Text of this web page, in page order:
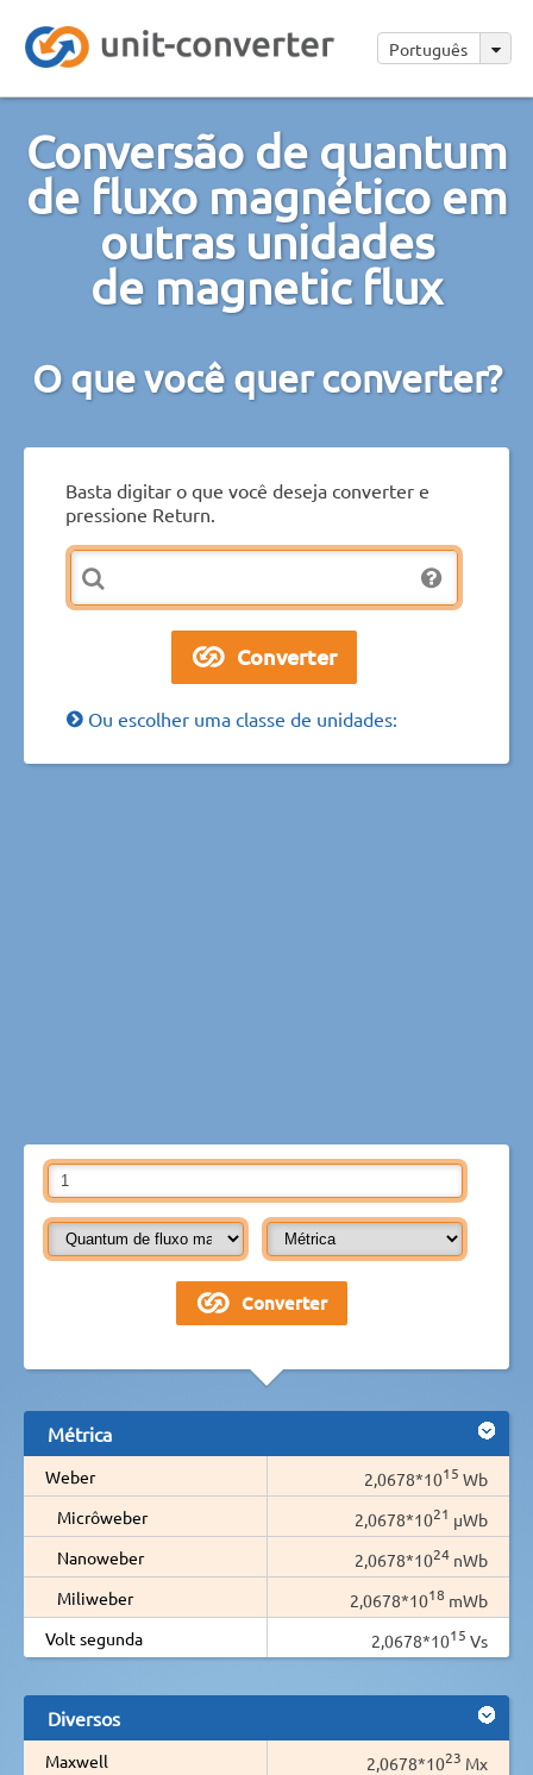
Português
Conversão de quantum
de fluxo magnético em
outras unidades
de magnetic flux
O que você quer converter?
Basta digitar o que você deseja converter e
pressione Return.
Ou escolher uma classe de unidades:
Métrica
Weber 2,0678*1015 Wb
Micrôweber
2,0678*1021 µWb
Nanoweber
2,0678*1024 nWb
Miliweber
2,0678*1018 mWb
Volt segunda
2,0678*1015 Vs
Diversos
Maxwell 2,0678*1023 Mx